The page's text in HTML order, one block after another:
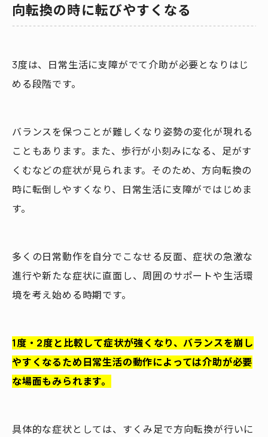
向転換の時に転びやすくなる
3度は、日常生活に支障がでて介助が必要となりはじ
める段階です。
バランスを保つことが難しくなり姿勢の変化が現れる
こともあります。また、歩行が小刻みになる、足がす
くむなどの症状が見られます。そのため、方向転換の
時に転倒しやすくなり、日常生活に支障がではじめま
す。
多くの日常動作を自分でこなせる反面、症状の急激な
進行や新たな症状に直面し、周囲のサポートや生活環
境を考え始める時期です。
1度・2度と比較して症状が強くなり、バランスを崩し
やすくなるため日常生活の動作によっては介助が必要
な場面もみられます。
具体的な症状としては、すくみ足で方向転換が行いに